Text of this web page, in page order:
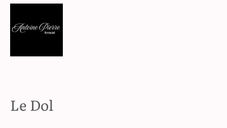
Le Dol